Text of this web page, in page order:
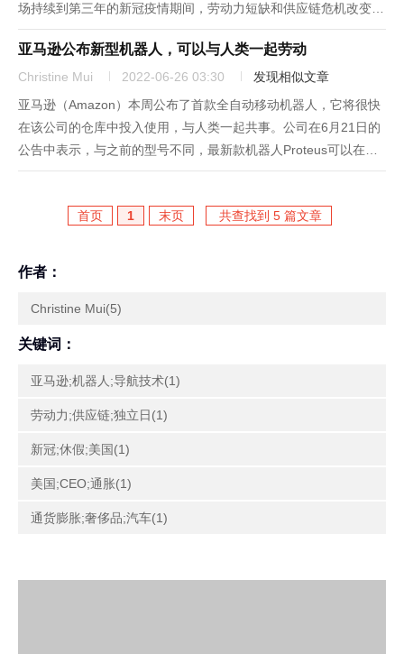
场持续到第三年的新冠疫情期间，劳动力短缺和供应链危机改变了
美国的经济面貌。但现在，持续的劳动力短缺和供应链问题开始重
塑美国独立日的庆祝活动。在独立日周末之前，持续的劳动力短缺
和...
亚马逊公布新型机器人，可以与人类一起劳动
Christine Mui 2022-06-26 03:30
发现相似文章
亚马逊（Amazon）本周公布了首款全自动移动机器人，它将很快
在该公司的仓库中投入使用，与人类一起共事。公司在6月21日的
公告中表示，与之前的型号不同，最新款机器人Proteus可以在人
类周围运行，不需要限制在由笼子围住的区域内。这款机器人在搬
首页
1 末页 共查找到 5 篇文章
作者：
Christine Mui(5)
关键词：
亚马逊;机器人;导航技术(1)
劳动力;供应链;独立日(1)
新冠;休假;美国(1)
美国;CEO;通胀(1)
通货膨胀;奢侈品;汽车(1)